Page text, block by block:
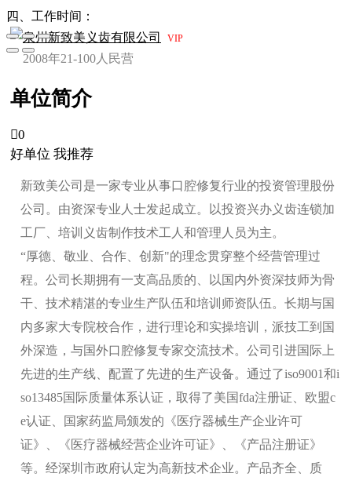
四、工作时间：
泉州新致美义齿有限公司
VIP
2008年21-100人 民营
单位简介
0
好单位 我推荐
新致美公司是一家专业从事口腔修复行业的投资管理股份
公司。由资深专业人士发起成立。以投资兴办义齿连锁加
工厂、培训义齿制作技术工人和管理人员为主。
“厚德、敬业、合作、创新"的理念贯穿整个经营管理过
程。公司长期拥有一支高品质的、以国内外资深技师为骨
干、技术精湛的专业生产队伍和培训师资队伍。长期与国
内多家大专院校合作，进行理论和实操培训，派技工到国
外深造，与国外口腔修复专家交流技术。公司引进国际上
先进的生产线、配置了先进的生产设备。通过了iso9001和i
so13485国际质量体系认证，取得了美国fda注册证、欧盟c
e认证、国家药监局颁发的《医疗器械生产企业许可
证》、《医疗器械经营企业许可证》、《产品注册证》
等。经深圳市政府认定为高新技术企业。产品齐全、质